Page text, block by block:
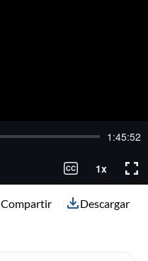
Compartir Descargar